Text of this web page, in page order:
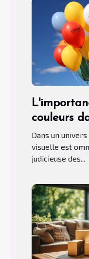
couleurs
de ballons
hélium.
Dans un
visuelle est
judicieuse des...